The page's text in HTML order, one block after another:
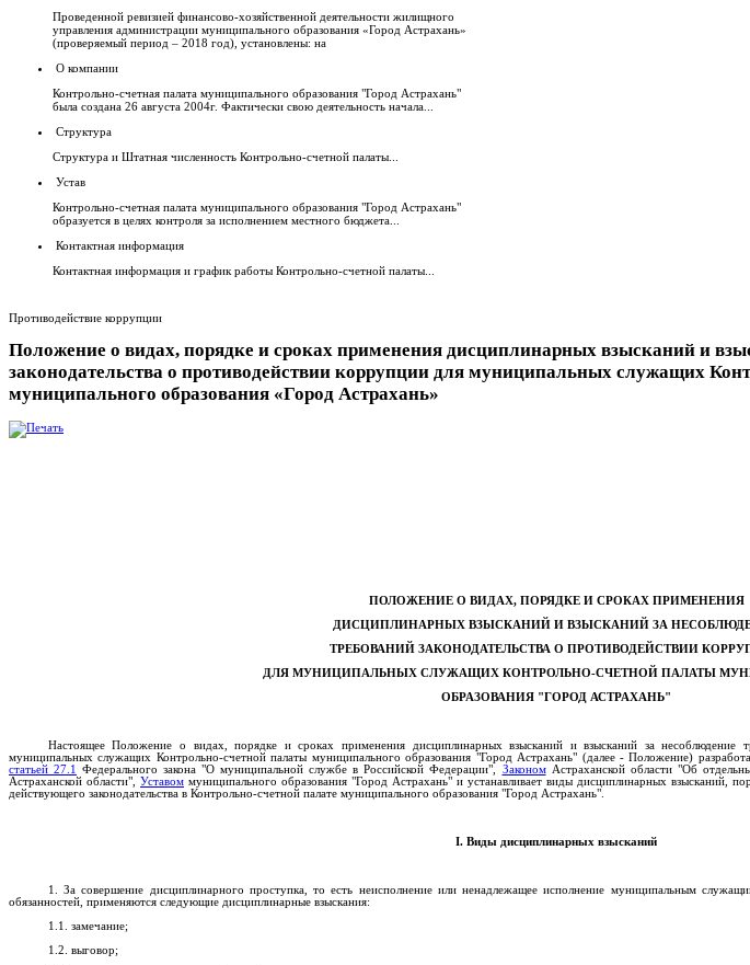
Проведенной ревизией финансово-хозяйственной деятельности жилищного
управления администрации муниципального образования «Город Астрахань»
(проверяемый период – 2018 год), установлены: на
О компании
Контрольно-счетная палата муниципального образования "Город Астрахань"
была создана 26 августа 2004г. Фактически свою деятельность начала...
Структура
Структура и Штатная численность Контрольно-счетной палаты...
Устав
Контрольно-счетная палата муниципального образования "Город Астрахань"
образуется в целях контроля за исполнением местного бюджета...
Контактная информация
Контактная информация и график работы Контрольно-счетной палаты...
Противодействие коррупции
Положение о видах, порядке и сроках применения дисциплинарных взысканий и
законодательства о противодействии коррупции для муниципальных служащих
муниципального образования «Город Астрахань»
ПОЛОЖЕНИЕ О ВИДАХ, ПОРЯДКЕ И СРОКАХ ПРИМЕНЕНИЯ
ДИСЦИПЛИНАРНЫХ ВЗЫСКАНИЙ И ВЗЫСКАНИЙ ЗА
ТРЕБОВАНИЙ ЗАКОНОДАТЕЛЬСТВА О ПРОТИВОДЕЙСТВИИ
ДЛЯ МУНИЦИПАЛЬНЫХ СЛУЖАЩИХ КОНТРОЛЬНО-СЧЕТНОЙ ПАЛАТЫ
ОБРАЗОВАНИЯ "ГОРОД АСТРАХАНЬ"
Настоящее Положение о видах, порядке и сроках применения дисциплинарных взысканий и взысканий за несоблюдение
муниципальных служащих Контрольно-счетной палаты муниципального образования "Город Астрахань" (далее - Положение)
статьей 27.1 Федерального закона "О муниципальной службе в Российской Федерации", ЗакономАстраханской области "Об
Астраханской области", Уставом муниципального образования "Город Астрахань" и устанавливает виды дисциплинарных взысканий,
действующего законодательства в Контрольно-счетной палате муниципального образования "Город Астрахань".
I. Виды дисциплинарных взысканий
1. За совершение дисциплинарного проступка, то есть неисполнение или ненадлежащее исполнение муниципальным
обязанностей, применяются следующие дисциплинарные взыскания:
1.1. замечание;
1.2. выговор;